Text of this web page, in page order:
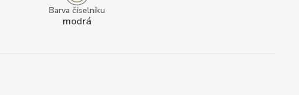
Barva číselníku
modrá